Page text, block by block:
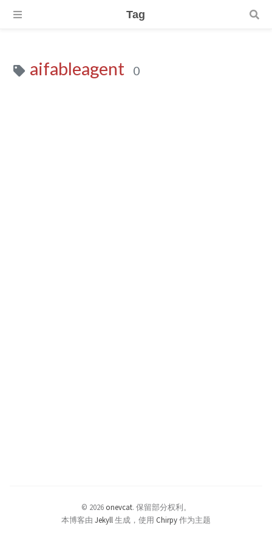
Tag
aifableagent 0
© 2026 onevcat. 保留部分权利。
本博客由 Jekyll 生成，使用 Chirpy作为主题